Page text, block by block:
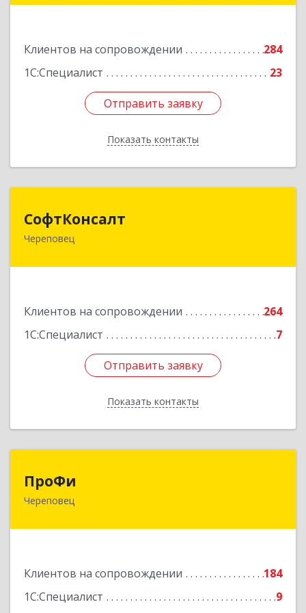
Клиентов на сопровождении
284
1С:Специалист
23
Отправить заявку
Показать контакты
Отправить заявку
Назад
СофтКонсалт
Череповец
Клиентов на сопровождении
264
1С:Специалист
7
Отправить заявку
Показать контакты
162614, Вологодская обл, Череповец г,
Отправить заявку
Назад
ПроФи
Череповец
Клиентов на сопровождении
184
1С:Специалист
9
162602, Вологодская обл, Череповец г,